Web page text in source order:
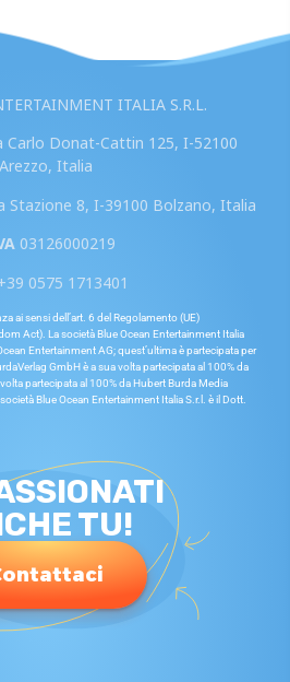
ITALIA S.R.L.
Carlo Donat-Cattin 125, I-52100
Arezzo, Italia
Stazione 8, I-39100 Bolzano, Italia
03126000219
0575 1713401
ai sensi dell’art. 6 del Regolamento (UE)
Act). La società Blue Ocean Entertainment Italia
Entertainment AG; quest’ultima è partecipata per
GmbH è a sua volta partecipata al 100% da
partecipata al 100% da Hubert Burda Media
Blue Ocean Entertainment Italia S.r.l. è il Dott.
TU!